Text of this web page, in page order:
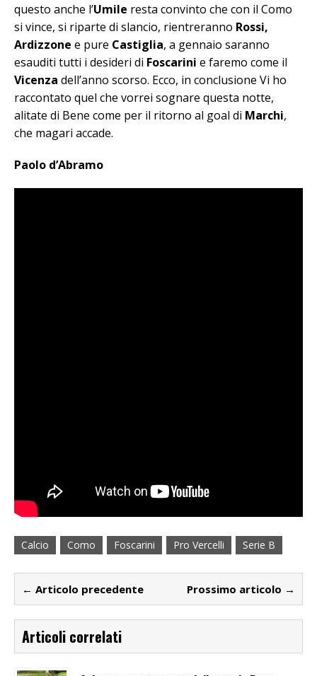
questo anche l’Umile resta convinto che con il Como
si vince, si riparte di slancio, rientreranno Rossi,
Ardizzone e pure Castiglia, a gennaio saranno
esauditi tutti i desideri di Foscarini e faremo come il
Vicenza dell’anno scorso. Ecco, in conclusione Vi ho
raccontato quel che vorrei sognare questa notte,
alitate di Bene come per il ritorno al goal di Marchi,
che magari accade.
Paolo d’Abramo
Calcio Como Foscarini Pro Vercelli Serie B
← Articolo precedente Prossimo articolo →
Articoli correlati